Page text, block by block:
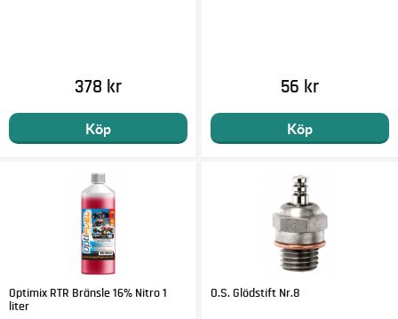
378 kr
Köp
56 kr
Köp
Optimix RTR Bränsle 16% Nitro 1
liter
O.S. Glödstift Nr.8